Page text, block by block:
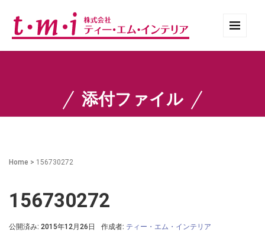
添付ファイル
Home > 156730272
156730272
公開済み: 2015年12月26日 作成者: ティー・エム・インテリア